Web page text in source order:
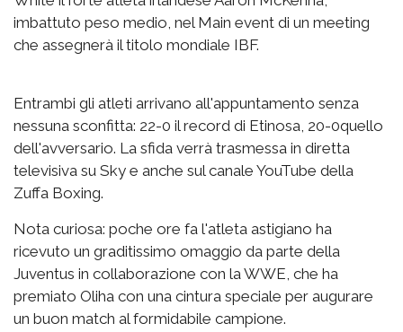
imbattuto peso medio, nel Main event di un meeting
che assegnerà il titolo mondiale IBF.
Entrambi gli atleti arrivano all'appuntamento senza
nessuna sconfitta: 22-0 il record di Etinosa, 20-0quello
dell'avversario. La sfida verrà trasmessa in diretta
televisiva su Sky e anche sul canale YouTube della
Zuffa Boxing.
Nota curiosa: poche ore fa l'atleta astigiano ha
ricevuto un graditissimo omaggio da parte della
Juventus in collaborazione con la WWE, che ha
premiato Oliha con una cintura speciale per augurare
un buon match al formidabile campione.